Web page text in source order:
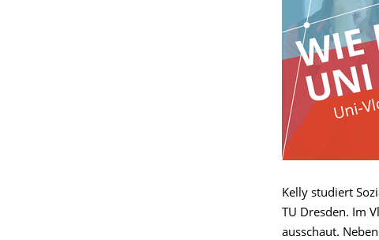
Kelly studiert
TU Dresden. Im
ausschaut.